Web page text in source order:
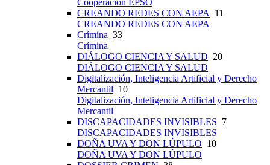
Cooperación EPSO
CREANDO REDES CON AEPA 11
CREANDO REDES CON AEPA
Crímina 33
Crímina
DIÁLOGO CIENCIA Y SALUD 20
DIÁLOGO CIENCIA Y SALUD
Digitalización, Inteligencia Artificial y Derecho
Mercantil 10
Digitalización, Inteligencia Artificial y Derecho
Mercantil
DISCAPACIDADES INVISIBLES 7
DISCAPACIDADES INVISIBLES
DOÑA UVA Y DON LÚPULO 10
DOÑA UVA Y DON LÚPULO